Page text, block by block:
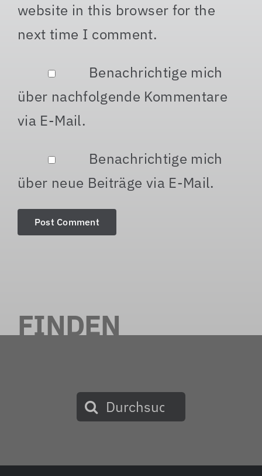
website in this browser for the
next time I comment.
Benachrichtige mich
über nachfolgende Kommentare
via E-Mail.
Benachrichtige mich
über neue Beiträge via E-Mail.
FINDEN
Suche
nach: